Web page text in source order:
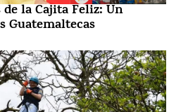
la Cajita Feliz: Un
Guatemaltecas